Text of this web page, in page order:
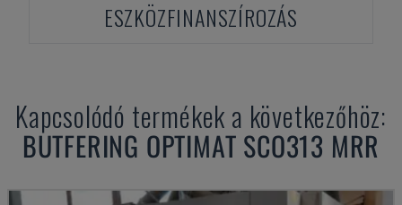
ESZKÖZFINANSZÍROZÁS
Kapcsolódó termékek a következőhöz:
BUTFERING OPTIMAT SCO313 MRR